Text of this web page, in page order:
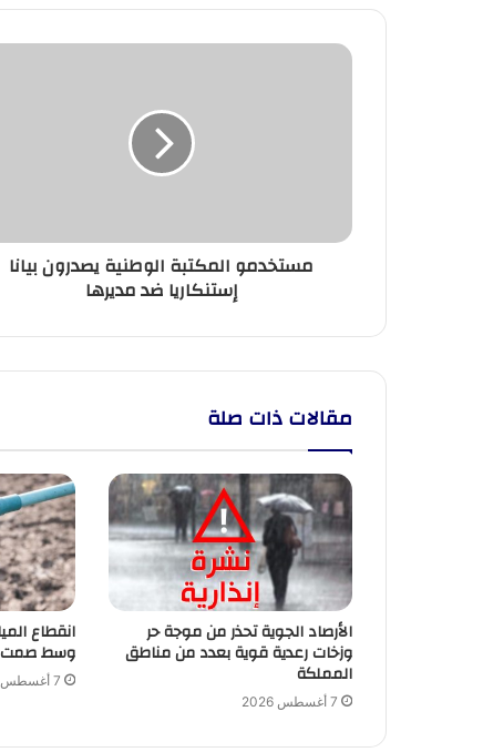
مستخدمو
مستخدمو المكتبة الوطنية يصدرون بيانا
إستنكاريا ضد مديرها
مقالات ذات صلة
الأرصاد الجوية تحذر من موجة حر
وزخات رعدية قوية بعدد من مناطق
المملكة
7 أغسطس 2026
انقطاع
وسط صمت
7 أغسطس 2026